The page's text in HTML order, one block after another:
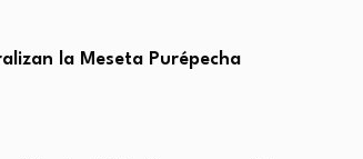
la Meseta Purépecha